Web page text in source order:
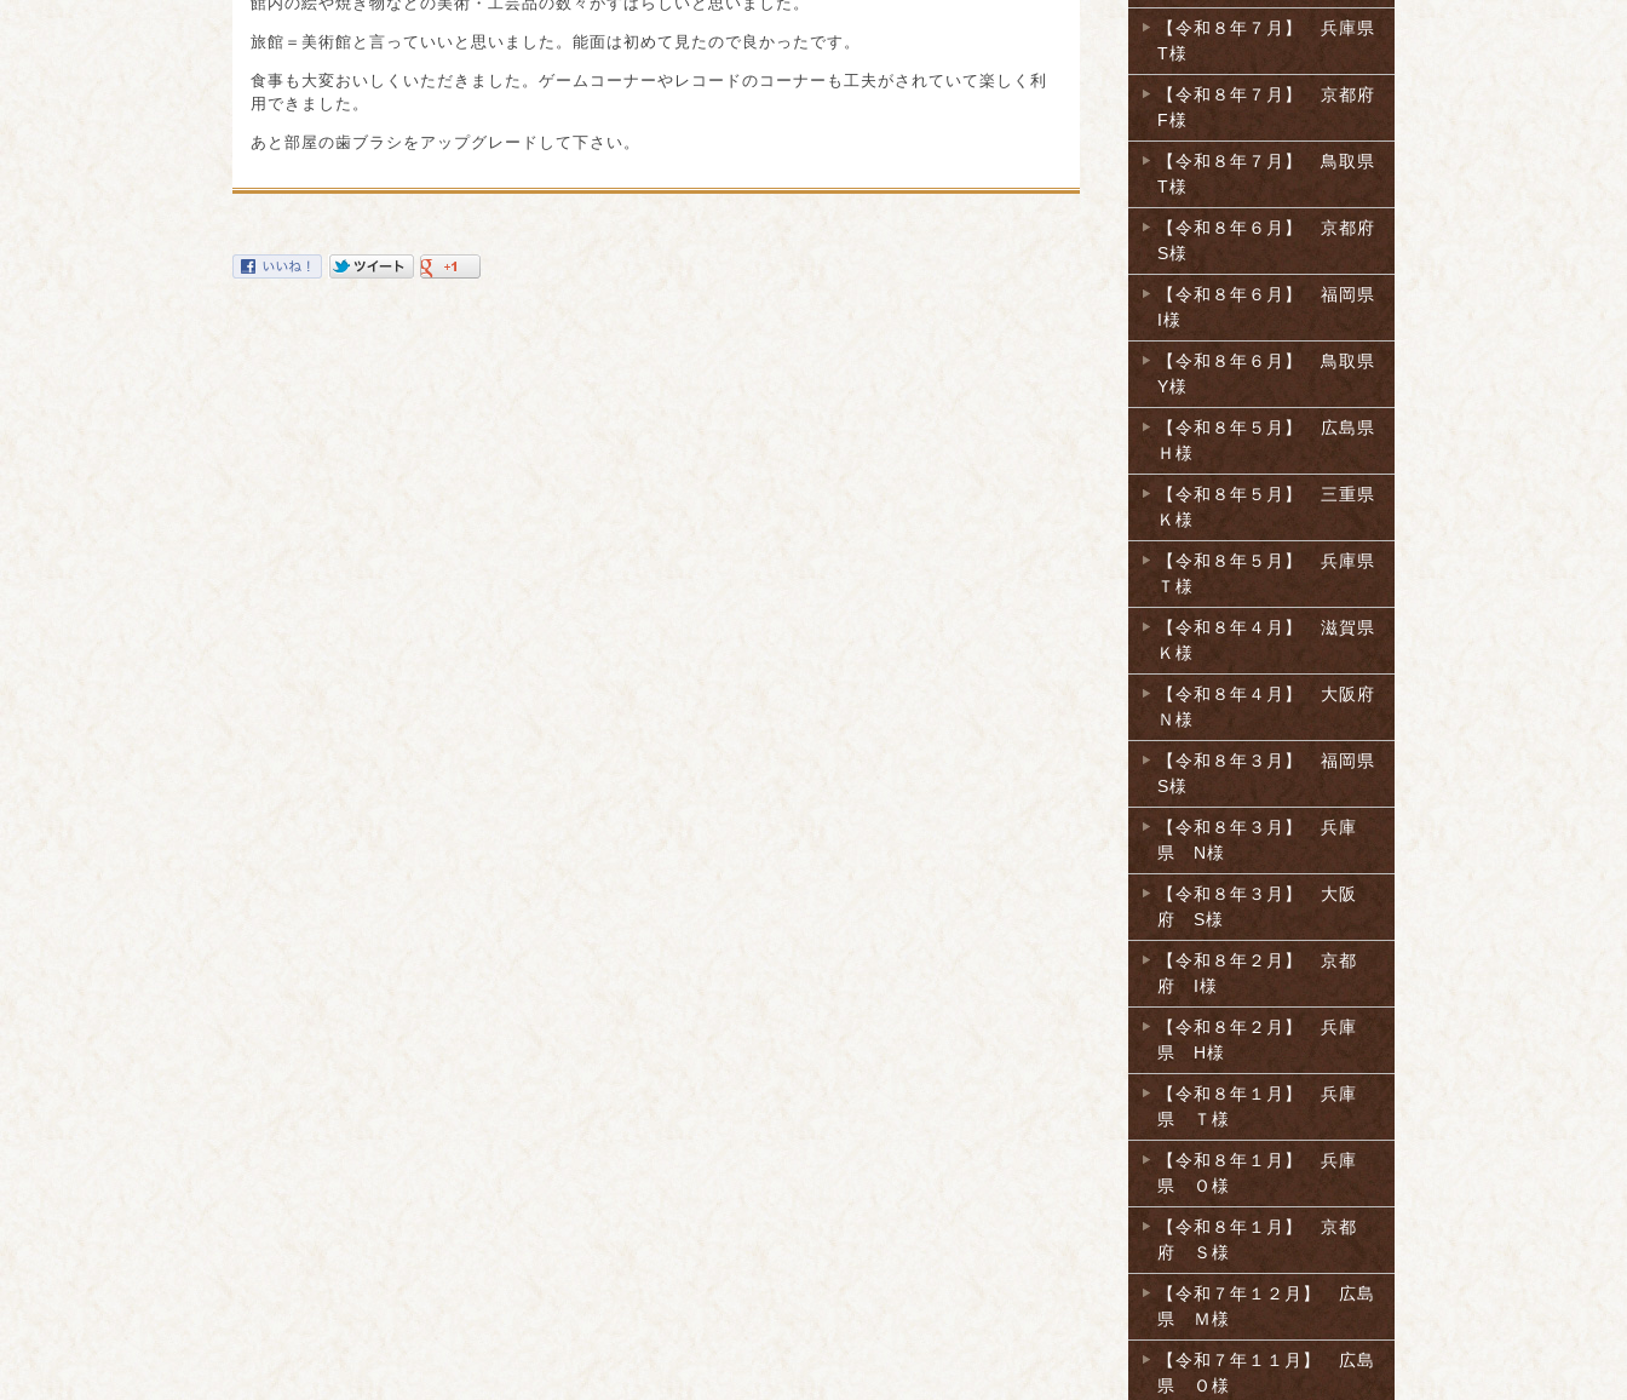
旅館＝美術館と言っていいと思いました。能面は初めて見たので良かったです。
食事も大変おいしくいただきました。ゲームコーナーやレコードのコーナーも工夫がされていて楽しく利
用できました。
あと部屋の歯ブラシをアップグレードして下さい。
【令和８年７月】 兵庫県
T様
【令和８年７月】 京都府
F様
【令和８年７月】 鳥取県
T様
【令和８年６月】 京都府
S様
【令和８年６月】 福岡県
I様
【令和８年６月】 鳥取県
Y様
【令和８年５月】 広島県
Ｈ様
【令和８年５月】 三重県
Ｋ様
【令和８年５月】 兵庫県
Ｔ様
【令和８年４月】 滋賀県
Ｋ様
【令和８年４月】 大阪府
Ｎ様
【令和８年３月】 福岡県
S様
【令和８年３月】 兵庫
県 N様
【令和８年３月】 大阪
府 S様
【令和８年２月】 京都
府 I様
【令和８年２月】 兵庫
県 H様
【令和８年１月】 兵庫
県 Ｔ様
【令和８年１月】 兵庫
県 Ｏ様
【令和８年１月】 京都
府 Ｓ様
【令和７年１２月】 広島
県 Ｍ様
【令和７年１１月】 広島
県 Ｏ様